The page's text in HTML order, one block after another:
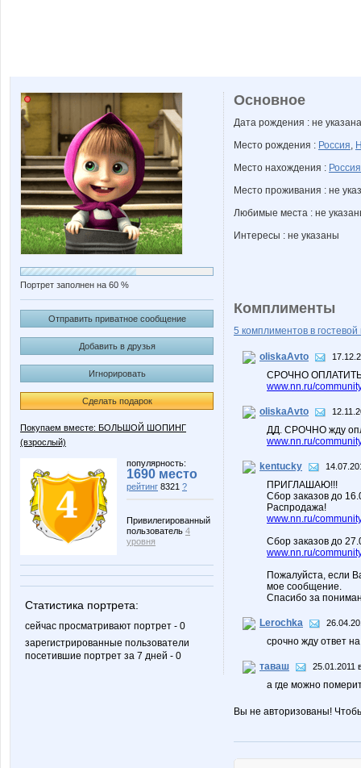
Портрет заполнен на 60 %
Отправить приватное сообщение
Добавить в друзья
Игнорировать
Сделать подарок
Покупаем вместе: БОЛЬШОЙ ШОПИНГ
(взрослый)
популярность:
1690 место
рейтинг 8321 ?
Привилегированный
пользователь 4
уровня
Статистика портрета:
сейчас просматривают портрет - 0
зарегистрированные пользователи
посетившие портрет за 7 дней - 0
Основное
Дата рождения : не указана
Место рождения : Россия,
Место нахождения : Россия
Место проживания : не
Любимые места : не
Интересы : не указаны
Комплименты
5 комплиментов в гостевой
oliskaAvto
СРОЧНО ОПЛАТИТЬ
www.nn.ru/
oliskaAvto
ДД. СРОЧНО жду
www.nn.ru/
kentucky
ПРИГЛАШАЮ!!!
Сбор заказов до
Распродажа!
www.nn.ru/
Сбор заказов до
www.nn.ru/
Пожалуйста, если
мое сообщение.
Спасибо за
Lerochka
срочно жду ответ
таваш 25.01.2011
а где можно
Вы не авторизованы!